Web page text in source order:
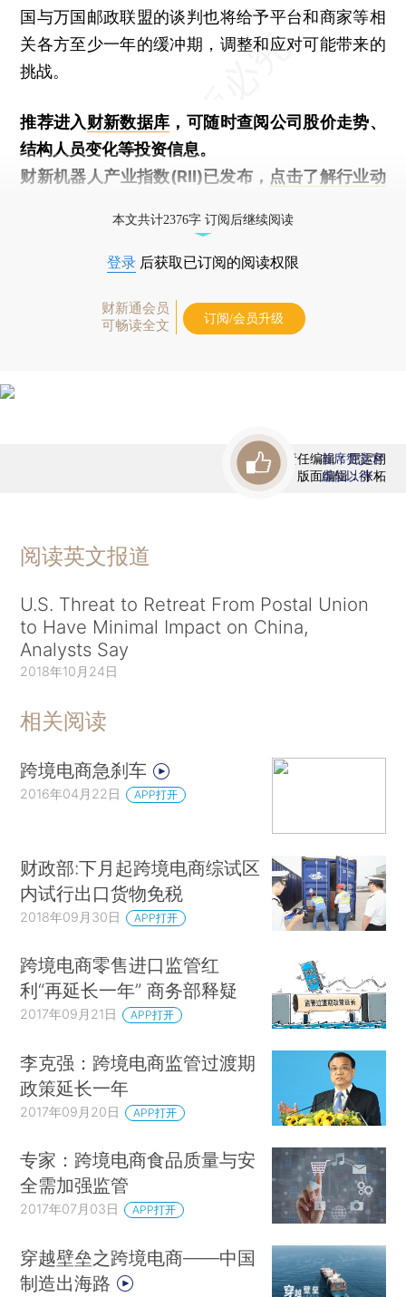
国与万国邮政联盟的谈判也将给予平台和商家等相
关各方至少一年的缓冲期，调整和应对可能带来的
挑战。
推荐进入财新数据库 ，可随时查阅公司股价走势、
结构人员变化等投资信息。
财新机器人产业指数(RII)已发布， 点击了解行业动
本文共计2376字 订阅后继续阅读
登录 后获取已订阅的阅读权限
财新通会员
可畅读全文
订阅/会员升级
责任编辑：屈运栩
版面编辑：张柘
首席赞赏官
虚位以待
阅读英文报道
U.S. Threat to Retreat From Postal Union
to Have Minimal Impact on China,
Analysts Say
2018年10月24日
相关阅读
跨境电商急刹车
2016年04月22日 APP打开
财政部:下月起跨境电商综试区
内试行出口货物免税
2018年09月30日 APP打开
跨境电商零售进口监管红
利“再延长一年” 商务部释疑
2017年09月21日 APP打开
李克强：跨境电商监管过渡期
政策延长一年
2017年09月20日 APP打开
专家：跨境电商食品质量与安
全需加强监管
2017年07月03日 APP打开
穿越壁垒之跨境电商——中国
制造出海路